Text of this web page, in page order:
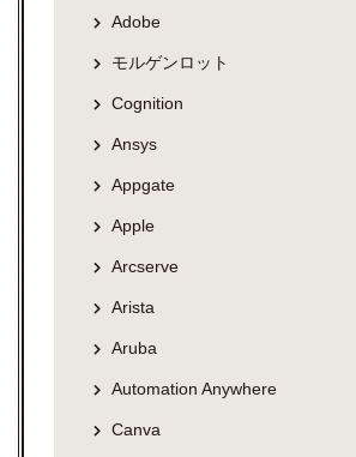
Adobe
モルゲンロット
Cognition
Ansys
Appgate
Apple
Arcserve
Arista
Aruba
Automation Anywhere
Canva